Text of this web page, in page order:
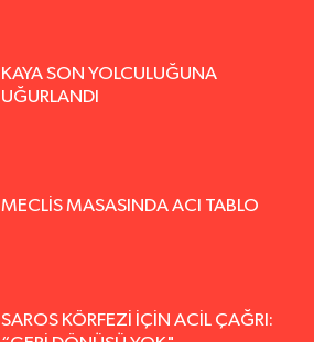
KAYA SON YOLCULUĞUNA
UĞURLANDI
MECLİS MASASINDA ACI TABLO
SAROS KÖRFEZİ İÇİN ACİL ÇAĞRI: